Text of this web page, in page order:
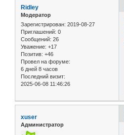
Ridley
Модератор
Зарегистрирован: 2019-08-27
Приглашений: 0
Сообщений: 26
Уважение: +17
Позитив: +46
Провел на форуме:
6 дней 8 часов
Последний визит:
2025-06-08 11:46:26
xuser
Администратор